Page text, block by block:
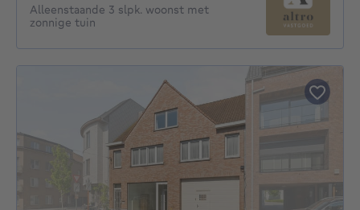
Alleenstaande 3 slpk. woonst met
zonnige tuin